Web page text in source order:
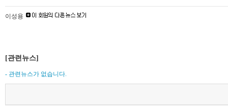
이성용
[관련뉴스]
- 관련뉴스가 없습니다.